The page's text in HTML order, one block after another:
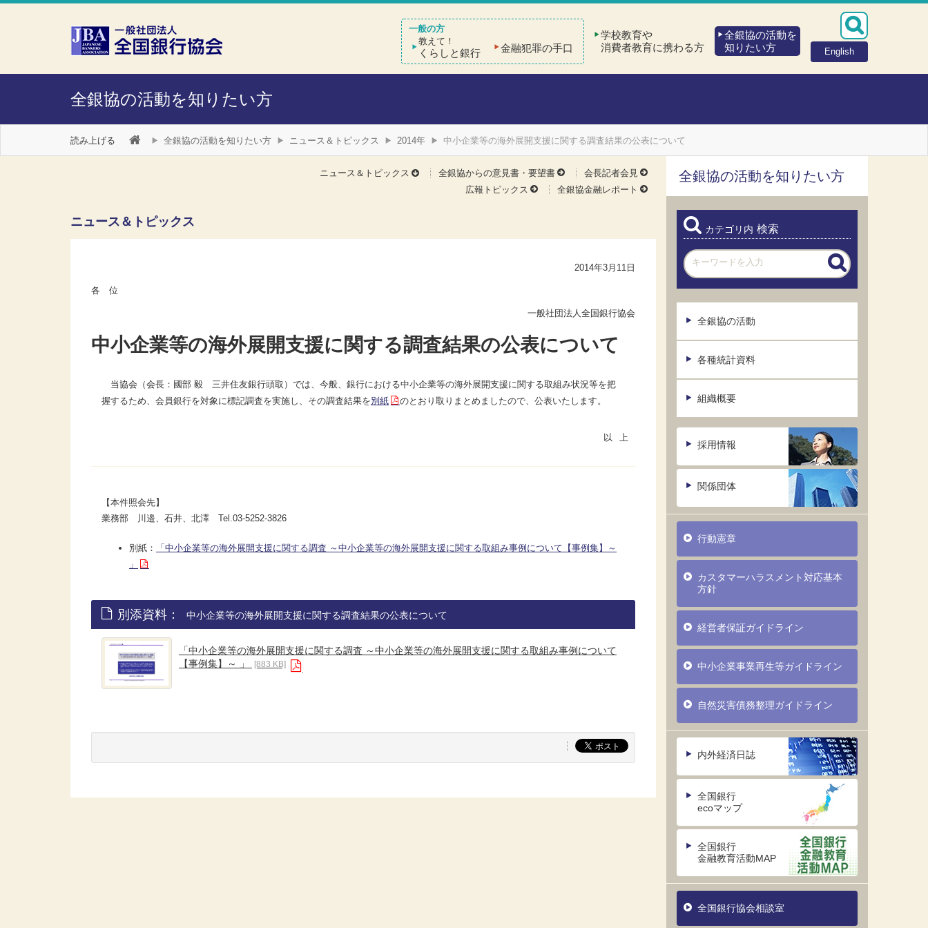
本文へスキップ
障がい者向け相談窓口
English
教えて！
くらしと銀行 金融犯罪の手口
学校教育や
消費者教育に携わる方
全銀協の活動を
知りたい方
全銀協の活動を知りたい方
読み上げる 全銀協の活動を知りたい方 ニュース＆トピックス 2014年 中小企業等の海外展開支援に関する調査結果の公表について
ニュース＆トピックス 全銀協からの意見書・要望書
会長記者会見
広報トピックス
全銀協金融レポート
ニュース＆トピックス
2014年3月11日
各 位
一般社団法人全国銀行協会
中小企業等の海外展開支援に関する調査結果の公表について
当協会（会長：國部 毅 三井住友銀行頭取）では、今般、銀行における中小企業等の海外展開支援に関する取組み状況等を把
握するため、会員銀行を対象に標記調査を実施し、その調査結果を別紙 のとおり取りまとめましたので、公表いたします。
【本件照会先】
業務部 川邉、石井、北澤 Tel.03-5252-3826
別紙：
「中小企業等の海外展開支援に関する調査 ～中小企業等の海外展開支援に関する取組み事例について【事例集】～
」
別添資料： 中小企業等の海外展開支援に関する調査結果の公表について
「中小企業等の海外展開支援に関する調査 ～中小企業等の海外展開支援に関する取組み事例について
【事例集】～ 」
[883 KB]
全銀協の活動を知りたい方
カテゴリ内 検索
全銀協の活動
各種統計資料
組織概要
採用情報
関係団体
行動憲章
カスタマーハラスメント対応基本
方針
経営者保証ガイドライン
中小企業事業再生等ガイドライン
自然災害債務整理ガイドライン
内外経済日誌
全国銀行
ecoマップ
全国銀行
金融教育活動MAP
全国銀行協会相談室